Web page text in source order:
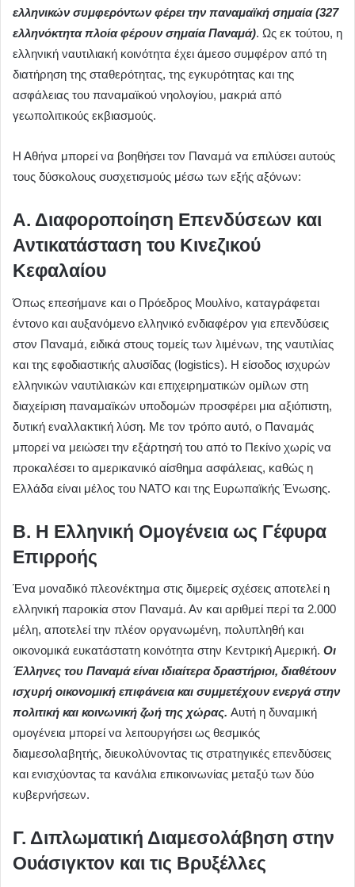
ελληνικών συμφερόντων φέρει την παναμαϊκή σημαία (327
ελληνόκτητα πλοία φέρουν σημαία Παναμά). Ως εκ τούτου, η
ελληνική ναυτιλιακή κοινότητα έχει άμεσο συμφέρον από τη
διατήρηση της σταθερότητας, της εγκυρότητας και της
ασφάλειας του παναμαϊκού νηολογίου, μακριά από
γεωπολιτικούς εκβιασμούς.
Η Αθήνα μπορεί να βοηθήσει τον Παναμά να επιλύσει αυτούς
τους δύσκολους συσχετισμούς μέσω των εξής αξόνων:
Α. Διαφοροποίηση Επενδύσεων και
Αντικατάσταση του Κινεζικού
Κεφαλαίου
Όπως επεσήμανε και ο Πρόεδρος Μουλίνο, καταγράφεται
έντονο και αυξανόμενο ελληνικό ενδιαφέρον για επενδύσεις
στον Παναμά, ειδικά στους τομείς των λιμένων, της ναυτιλίας
και της εφοδιαστικής αλυσίδας (logistics). Η είσοδος ισχυρών
ελληνικών ναυτιλιακών και επιχειρηματικών ομίλων στη
διαχείριση παναμαϊκών υποδομών προσφέρει μια αξιόπιστη,
δυτική εναλλακτική λύση. Με τον τρόπο αυτό, ο Παναμάς
μπορεί να μειώσει την εξάρτησή του από το Πεκίνο χωρίς να
προκαλέσει το αμερικανικό αίσθημα ασφάλειας, καθώς η
Ελλάδα είναι μέλος του ΝΑΤΟ και της Ευρωπαϊκής Ένωσης.
Β. Η Ελληνική Ομογένεια ως Γέφυρα
Επιρροής
Ένα μοναδικό πλεονέκτημα στις διμερείς σχέσεις αποτελεί η
ελληνική παροικία στον Παναμά. Αν και αριθμεί περί τα 2.000
μέλη, αποτελεί την πλέον οργανωμένη, πολυπληθή και
οικονομικά ευκατάστατη κοινότητα στην Κεντρική Αμερική. Οι
Έλληνες του Παναμά είναι ιδιαίτερα δραστήριοι, διαθέτουν
ισχυρή οικονομική επιφάνεια και συμμετέχουν ενεργά στην
πολιτική και κοινωνική ζωή της χώρας. Αυτή η δυναμική
ομογένεια μπορεί να λειτουργήσει ως θεσμικός
διαμεσολαβητής, διευκολύνοντας τις στρατηγικές επενδύσεις
και ενισχύοντας τα κανάλια επικοινωνίας μεταξύ των δύο
κυβερνήσεων.
Γ. Διπλωματική Διαμεσολάβηση στην
Ουάσιγκτον και τις Βρυξέλλες